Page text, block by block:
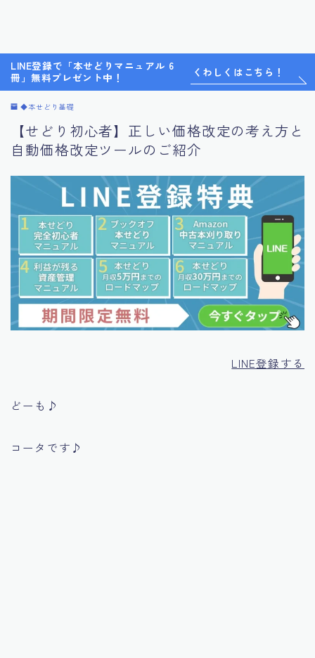
LINE登録で「本せどりマニュアル 6
冊」無料プレゼント中！
くわしくはこちら！
◆本せどり基礎
【せどり初心者】正しい価格改定の考え方と
自動価格改定ツールのご紹介
LINE登録する
どーも♪
コータです♪